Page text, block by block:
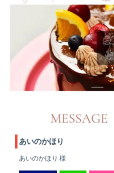
あいのかほり
あいのかほり 様